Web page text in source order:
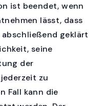
ist beendet, wenn
lässt, dass
geklärt
seine
der
zu
Fall kann die